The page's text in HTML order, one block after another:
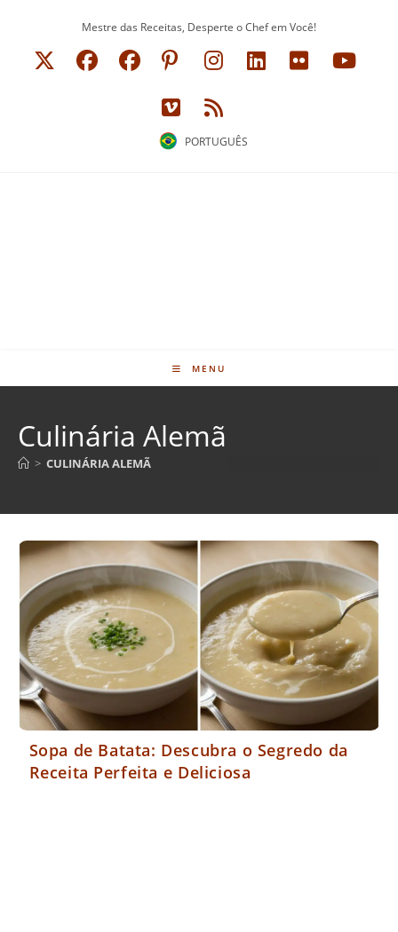
Mestre das Receitas, Desperte o Chef em Você!
PORTUGUÊS
MENU
Culinária Alemã
> CULINÁRIA ALEMÃ
Sopa de Batata: Descubra o Segredo da
Receita Perfeita e Deliciosa